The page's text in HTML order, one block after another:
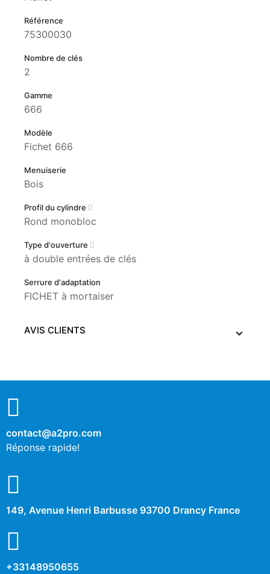
Référence
75300030
Nombre de clés
2
Gamme
666
Modèle
Fichet 666
Menuiserie
Bois
Profil du cylindre
Rond monobloc
Type d'ouverture
à double entrées de clés
Serrure d'adaptation
FICHET à mortaiser
AVIS CLIENTS
contact@a2pro.com
Réponse rapide!
149, Avenue Henri Barbusse 93700 Drancy France
+33148950655